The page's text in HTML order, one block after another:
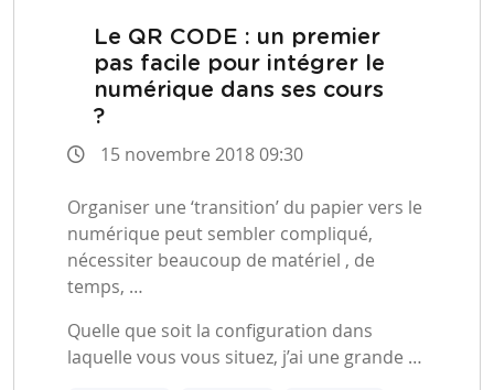
Le QR CODE : un premier
pas facile pour intégrer le
numérique dans ses cours
?
15 novembre 2018 09:30
Organiser une ‘transition’ du papier vers le
numérique peut sembler compliqué,
nécessiter beaucoup de matériel , de
temps, …
Quelle que soit la configuration dans
laquelle vous vous situez, j’ai une grande …